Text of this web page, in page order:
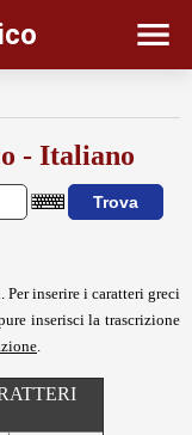
- Italiano
Per inserire i caratteri greci
inserisci la trascrizione